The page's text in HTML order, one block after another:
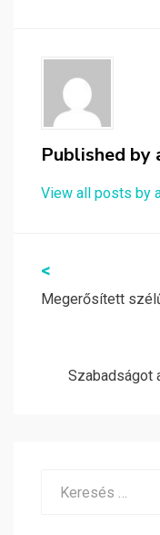
Published by
View all posts by
Bejegyzés
navigáció
<
Megerősített
Szabadságot